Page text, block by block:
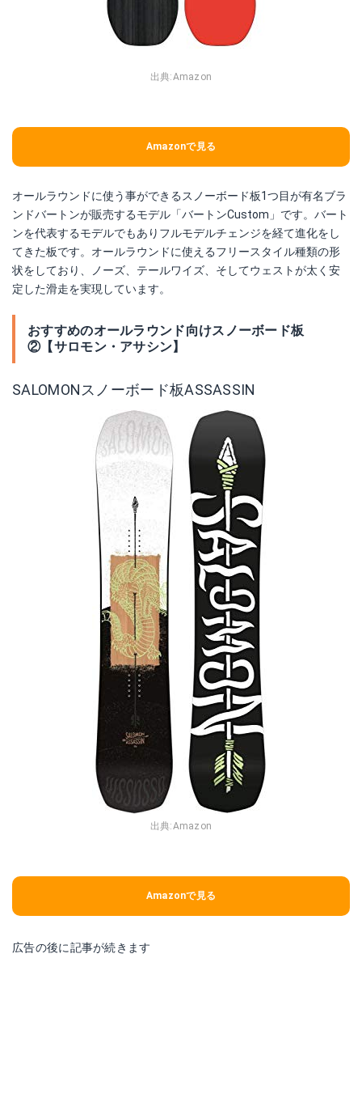
出典:Amazon
Amazonで見る
オールラウンドに使う事ができるスノーボード板1つ目が有名ブラ
ンドバートンが販売するモデル「バートンCustom」です。バート
ンを代表するモデルでもありフルモデルチェンジを経て進化をし
てきた板です。オールラウンドに使えるフリースタイル種類の形
状をしており、ノーズ、テールワイズ、そしてウェストが太く安
定した滑走を実現しています。
おすすめのオールラウンド向けスノーボード板
②【サロモン・アサシン】
SALOMONスノーボード板ASSASSIN
出典:Amazon
Amazonで見る
広告の後に記事が続きます